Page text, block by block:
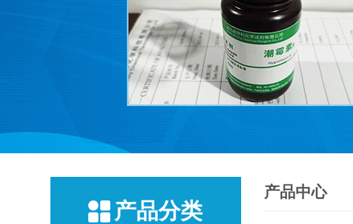
产品分类
产品中心